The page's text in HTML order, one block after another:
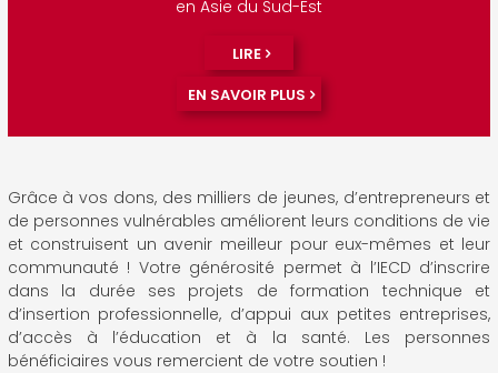
en Asie du Sud-Est
LIRE
EN SAVOIR PLUS
Grâce à vos dons, des milliers de jeunes, d’entrepreneurs et
de personnes vulnérables améliorent leurs conditions de vie
et construisent un avenir meilleur pour eux-mêmes et leur
communauté ! Votre générosité permet à l’IECD d’inscrire
dans la durée ses projets de formation technique et
d’insertion professionnelle, d’appui aux petites entreprises,
d’accès à l’éducation et à la santé. Les personnes
bénéficiaires vous remercient de votre soutien !